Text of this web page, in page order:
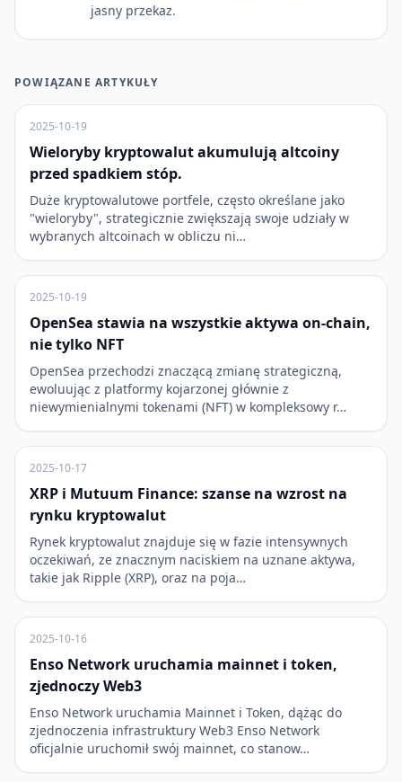
jasny przekaz.
POWIĄZANE ARTYKUŁY
2025-10-19
Wieloryby kryptowalut akumulują altcoiny
przed spadkiem stóp.
Duże kryptowalutowe portfele, często określane jako
"wieloryby", strategicznie zwiększają swoje udziały w
wybranych altcoinach w obliczu ni…
2025-10-19
OpenSea stawia na wszystkie aktywa on-chain,
nie tylko NFT
OpenSea przechodzi znaczącą zmianę strategiczną,
ewoluując z platformy kojarzonej głównie z
niewymienialnymi tokenami (NFT) w kompleksowy r…
2025-10-17
XRP i Mutuum Finance: szanse na wzrost na
rynku kryptowalut
Rynek kryptowalut znajduje się w fazie intensywnych
oczekiwań, ze znacznym naciskiem na uznane aktywa,
takie jak Ripple (XRP), oraz na poja…
2025-10-16
Enso Network uruchamia mainnet i token,
zjednoczy Web3
Enso Network uruchamia Mainnet i Token, dążąc do
zjednoczenia infrastruktury Web3 Enso Network
oficjalnie uruchomił swój mainnet, co stanow…